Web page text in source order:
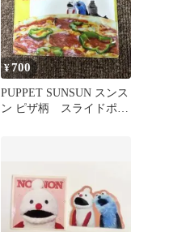
¥700
PUPPET SUNSUN スンス
ン ピザ柄 スライドポー